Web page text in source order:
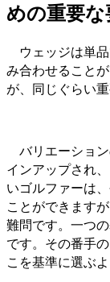
めの重要
ウェッジは単
み合わせること
が、同じぐらい
バリエーショ
インアップされ
いゴルファーは
ことができます
難問です。一つ
です。その番手
こを基準に選ぶよ